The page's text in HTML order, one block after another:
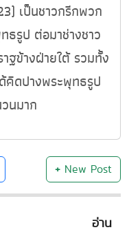
เป็นชาวกรีกพวก
รูป ต่อมาช่างชาว
ฐข้างฝ่ายใต้ รวมทั้ง
คิดปางพระพุทธรูป
นมาก
+New Post
อ่าน